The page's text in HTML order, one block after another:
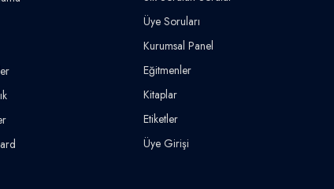
Üye Soruları
Kurumsal Panel
Eğitmenler
Kitaplar
Etiketler
Üye Girişi